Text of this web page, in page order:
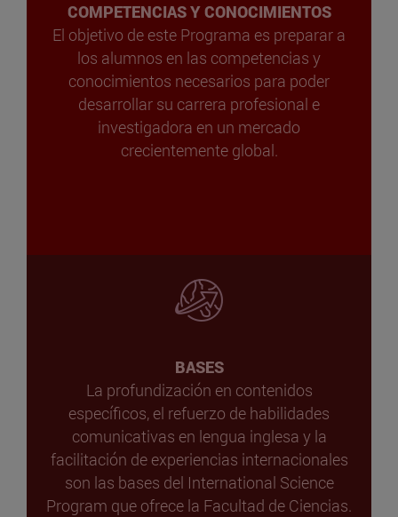
COMPETENCIAS Y CONOCIMIENTOS
El objetivo de este Programa es preparar a
los alumnos en las competencias y
conocimientos necesarios para poder
desarrollar su carrera profesional e
investigadora en un mercado
crecientemente global.
BASES
La profundización en contenidos
específicos, el refuerzo de habilidades
comunicativas en lengua inglesa y la
facilitación de experiencias internacionales
son las bases del International Science
Program que ofrece la Facultad de Ciencias.